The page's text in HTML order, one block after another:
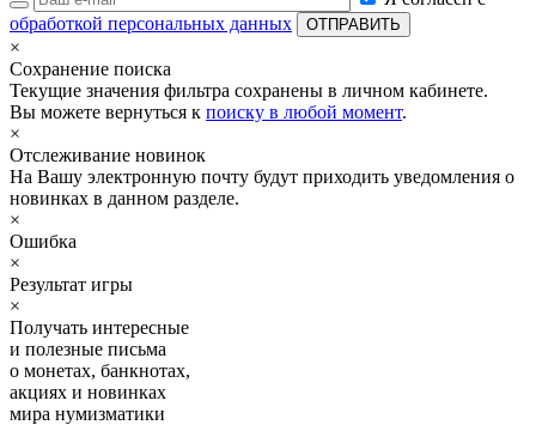
обработкой персональных данных
×
Сохранение поиска
Текущие значения фильтра сохранены в личном кабинете.
Вы можете вернуться к поиску в любой момент.
×
Отслеживание новинок
На Вашу электронную почту будут приходить уведомления о
новинках в данном разделе.
×
Ошибка
×
Результат игры
×
Получать интересные
и полезные письма
о монетах, банкнотах,
акциях и новинках
мира нумизматики